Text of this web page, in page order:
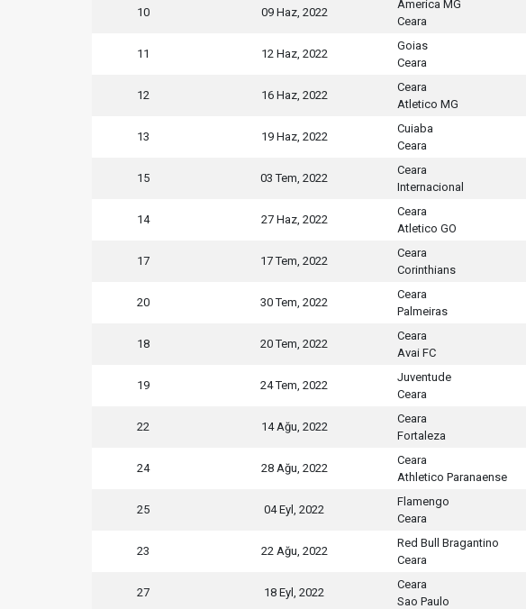
10 09 Haz, 2022
America MG
Ceara
11 12 Haz, 2022
Goias
Ceara
12 16 Haz, 2022
Ceara
Atletico MG
13 19 Haz, 2022
Cuiaba
Ceara
15 03 Tem, 2022
Ceara
Internacional
14 27 Haz, 2022
Ceara
Atletico GO
17 17 Tem, 2022
Ceara
Corinthians
20 30 Tem, 2022
Ceara
Palmeiras
18 20 Tem, 2022
Ceara
Avai FC
19 24 Tem, 2022
Juventude
Ceara
22 14 Ağu, 2022
Ceara
Fortaleza
24 28 Ağu, 2022
Ceara
Athletico Paranaense
25 04 Eyl, 2022
Flamengo
Ceara
23 22 Ağu, 2022
Red Bull Bragantino
Ceara
27 18 Eyl, 2022
Ceara
Sao Paulo